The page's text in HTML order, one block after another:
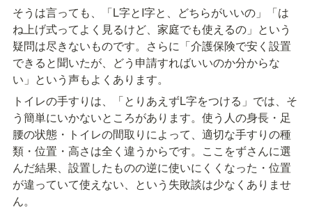
そうは言っても、「L字とI字と、どちらがいいの」「は
ね上げ式ってよく見るけど、家庭でも使えるの」という
疑問は尽きないものです。さらに「介護保険で安く設置
できると聞いたが、どう申請すればいいのか分からな
い」という声もよくあります。
トイレの手すりは、「とりあえずL字をつける」では、そ
う簡単にいかないところがあります。使う人の身長・足
腰の状態・トイレの間取りによって、適切な手すりの種
類・位置・高さは全く違うからです。ここをずさんに選
んだ結果、設置したものの逆に使いにくくなった・位置
が違っていて使えない、という失敗談は少なくありませ
ん。